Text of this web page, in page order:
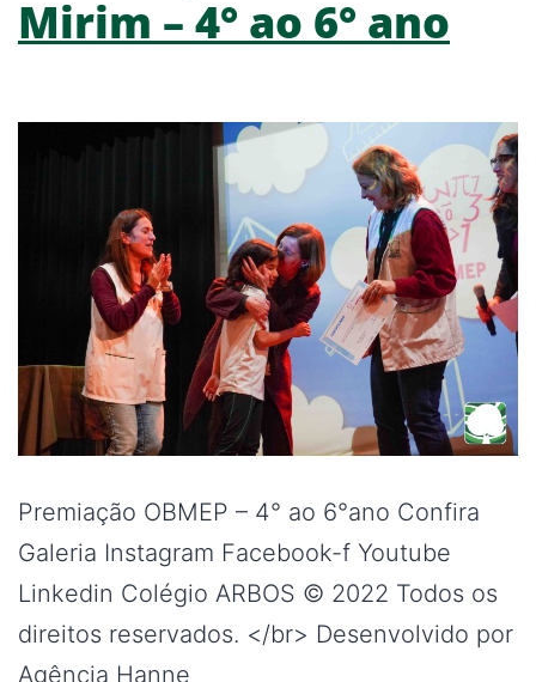
Mirim – 4° ao 6° ano
Premiação OBMEP – 4° ao 6°ano Confira
Galeria Instagram Facebook-f Youtube
Linkedin Colégio ARBOS © 2022 Todos os
direitos reservados. </br> Desenvolvido por
Agência Hanne